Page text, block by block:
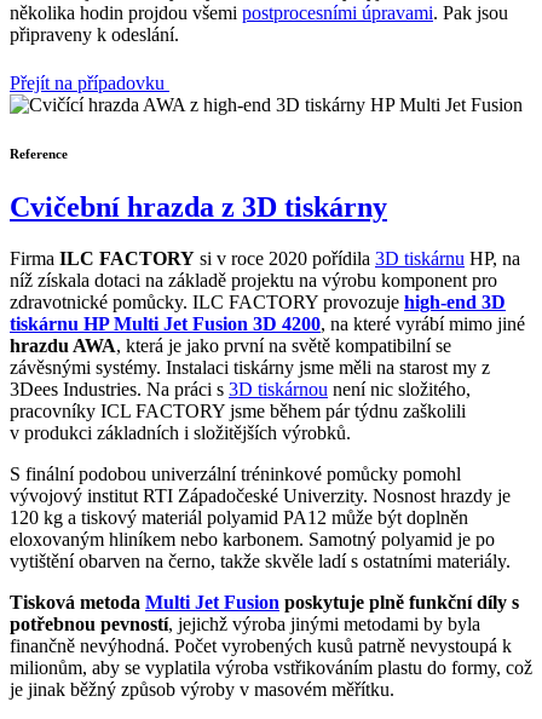
několika hodin projdou všemi postprocesními úpravami. Pak jsou
připraveny k odeslání.
Přejít na případovku
Reference
Cvičební hrazda z 3D tiskárny
Firma ILC FACTORY si v roce 2020 pořídila 3D tiskárnu HP, na
níž získala dotaci na základě projektu na výrobu komponent pro
zdravotnické pomůcky. ILC FACTORY provozuje high-end 3D
tiskárnu HP Multi Jet Fusion 3D 4200, na které vyrábí mimo jiné
hrazdu AWA, která je jako první na světě kompatibilní se
závěsnými systémy. Instalaci tiskárny jsme měli na starost my z
3Dees Industries. Na práci s 3D tiskárnou není nic složitého,
pracovníky ICL FACTORY jsme během pár týdnu zaškolili
v produkci základních i složitějších výrobků.
S finální podobou univerzální tréninkové pomůcky pomohl
vývojový institut RTI Západočeské Univerzity. Nosnost hrazdy je
120 kg a tiskový materiál polyamid PA12 může být doplněn
eloxovaným hliníkem nebo karbonem. Samotný polyamid je po
vytištění obarven na černo, takže skvěle ladí s ostatními materiály.
Tisková metoda Multi Jet Fusion poskytuje plně funkční díly s
potřebnou pevností, jejichž výroba jinými metodami by byla
finančně nevýhodná. Počet vyrobených kusů patrně nevystoupá k
milionům, aby se vyplatila výroba vstřikováním plastu do formy, což
je jinak běžný způsob výroby v masovém měřítku.